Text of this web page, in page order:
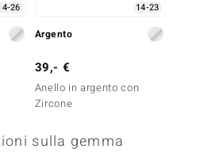
26 14-23
Argento
39,- €
Anello in argento con
Zircone
sulla gemma